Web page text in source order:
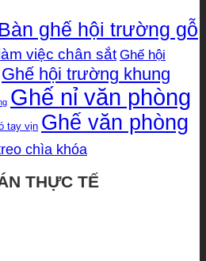
Bàn ghế hội trường gỗ
việc chân sắt Ghế hội
Ghế hội trường khung
Ghế nỉ văn phòng
tay vịn Ghế văn phòng
chìa khóa
THỰC TẾ